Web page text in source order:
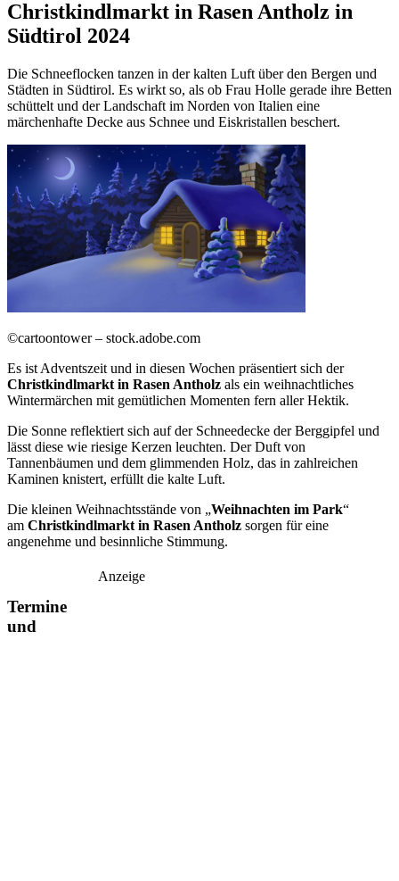
Christkindlmarkt in Rasen Antholz in
Südtirol 2024
Die Schneeflocken tanzen in der kalten Luft über den Bergen und
Städten in Südtirol. Es wirkt so, als ob Frau Holle gerade ihre Betten
schüttelt und der Landschaft im Norden von Italien eine
märchenhafte Decke aus Schnee und Eiskristallen beschert.
©cartoontower – stock.adobe.com
Es ist Adventszeit und in diesen Wochen präsentiert sich der
Christkindlmarkt in Rasen Antholz als ein weihnachtliches
Wintermärchen mit gemütlichen Momenten fern aller Hektik.
Die Sonne reflektiert sich auf der Schneedecke der Berggipfel und
lässt diese wie riesige Kerzen leuchten. Der Duft von
Tannenbäumen und dem glimmenden Holz, das in zahlreichen
Kaminen knistert, erfüllt die kalte Luft.
Die kleinen Weihnachtsstände von „Weihnachten im Park“
am Christkindlmarkt in Rasen Antholz sorgen für eine
angenehme und besinnliche Stimmung.
Anzeige
Termine
und